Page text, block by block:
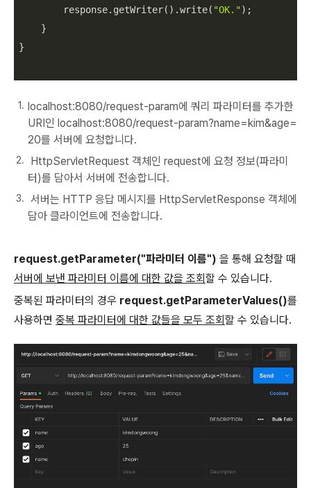
        response.getWriter().write(
"OK.");
    }
}
localhost:8080/request-param에 쿼리 파라미터를 추가한
URI인 localhost:8080/request-param?name=kim&age=
20를 서버에 요청합니다.
HttpServletRequest 객체인 request에 요청 정보(파라미
터)를 담아서 서버에 전송합니다.
서버는 HTTP 응답 메시지를 HttpServletResponse 객체에
담아 클라이언트에 전송합니다.
request.getParameter("파라미터 이름") 을 통해 요청할 때
서버에 보낸 파라미터 이름에 대한 값을 조회 할 수 있습니다.
중복된 파라미터의 경우 request.getParameterValues()를
사용하면 중복 파라미터에 대한 값들을 모두 조회 할 수 있습니다.